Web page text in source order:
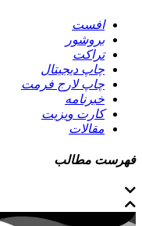
افست
بروشور
تراکت
چاپ دیجیتال
چاپ لارج فرمت
خبرنامه
کارت ویزیت
مقالات
فهرست مطالب